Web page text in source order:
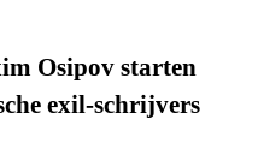
Osipov starten
exil-schrijvers